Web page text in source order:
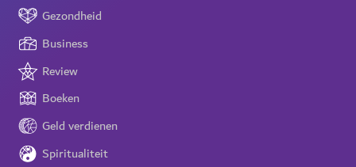
Gezondheid
Business
Review
Boeken
Geld verdienen
Spiritualiteit